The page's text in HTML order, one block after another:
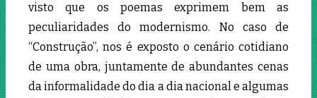
visto que os poemas exprimem bem as
peculiaridades do modernismo. No caso de
“Construção”, nos é exposto o cenário cotidiano
de uma obra, juntamente de abundantes cenas
da informalidade do dia a dia nacional e algumas